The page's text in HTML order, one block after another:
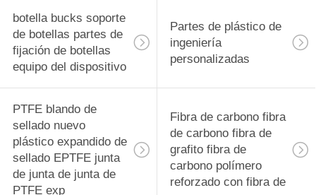
botella bucks soporte
de botellas partes de
fijación de botellas
equipo del dispositivo
Partes de plástico de
ingeniería
personalizadas
PTFE blando de
sellado nuevo
plástico expandido de
sellado EPTFE junta
de junta de junta de
PTFE exp
Fibra de carbono fibra
de carbono fibra de
grafito fibra de
carbono polímero
reforzado con fibra de